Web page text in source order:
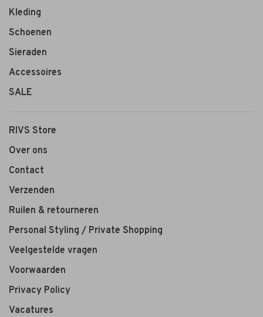
Kleding
Schoenen
Sieraden
Accessoires
SALE
RIVS Store
Over ons
Contact
Verzenden
Ruilen & retourneren
Personal Styling / Private Shopping
Veelgestelde vragen
Voorwaarden
Privacy Policy
Vacatures